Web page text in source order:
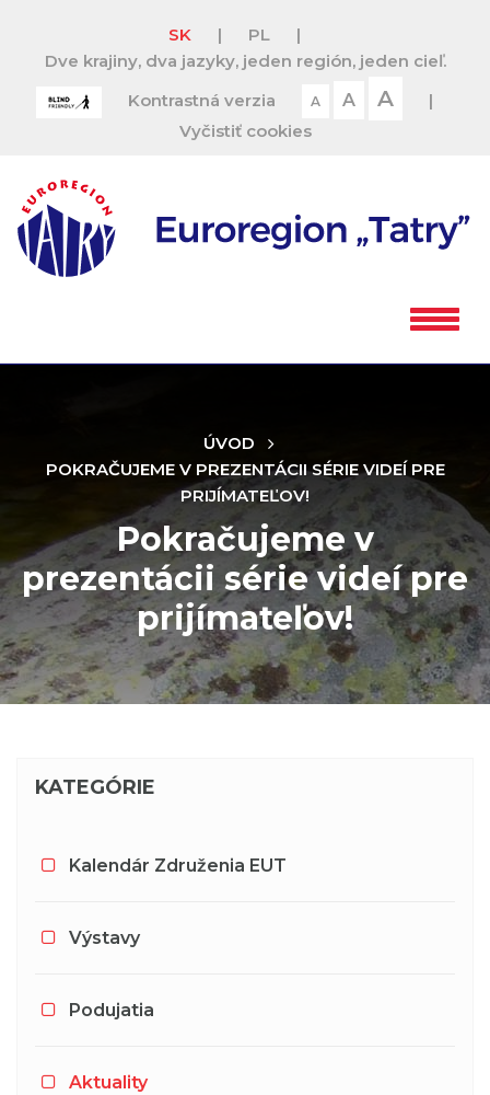
SK | PL
|
Dve krajiny, dva jazyky, jeden región, jeden cieľ.
Kontrastná verzia
A A A
|
Vyčistiť cookies
ÚVOD
POKRAČUJEME V PREZENTÁCII SÉRIE VIDEÍ PRE
PRIJÍMATEĽOV!
Pokračujeme v
prezentácii série videí pre
prijímateľov!
KATEGÓRIE
Kalendár Združenia EUT
Výstavy
Podujatia
Aktuality